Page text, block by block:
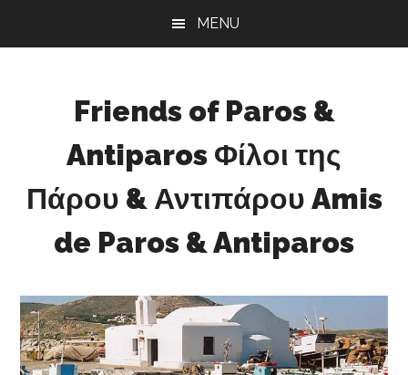
MENU
Friends of Paros &
Antiparos Φίλοι της
Πάρου & Αντιπάρου Amis
de Paros & Antiparos
development
for
Paros
&